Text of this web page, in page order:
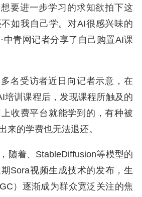
要进一步学习的求知欲拍下这
如我自己学。对AI很感兴味的
中青网记者分享了自己购置AI课
名受访者近日向记者示意，在
培训课程后，发现课程所触及的
收费平台就能学到的，有种被
来的学费也无法退还。
随着、StableDiffusion等模型的
Sora视频生成技术的发布，生
）逐渐成为群众宽泛关注的焦